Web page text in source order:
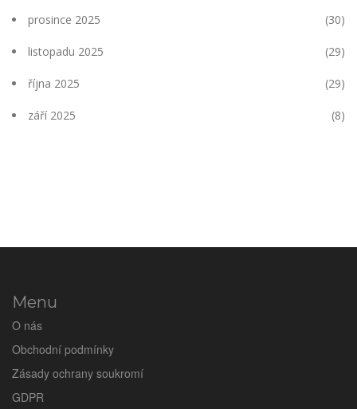
prosince 2025 (30)
listopadu 2025 (29)
října 2025 (29)
září 2025 (8)
Menu
O nás
Obchodní podmínky
Zásady ochrany soukromí
GDPR